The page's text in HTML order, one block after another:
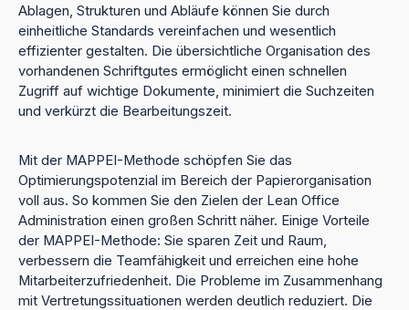
Ablagen, Strukturen und Abläufe können Sie durch
einheitliche Standards vereinfachen und wesentlich
effizienter gestalten. Die übersichtliche Organisation des
vorhandenen Schriftgutes ermöglicht einen schnellen
Zugriff auf wichtige Dokumente, minimiert die Suchzeiten
und verkürzt die Bearbeitungszeit.
Mit der MAPPEI-Methode schöpfen Sie das
Optimierungspotenzial im Bereich der Papierorganisation
voll aus. So kommen Sie den Zielen der Lean Office
Administration einen großen Schritt näher. Einige Vorteile
der MAPPEI-Methode: Sie sparen Zeit und Raum,
verbessern die Teamfähigkeit und erreichen eine hohe
Mitarbeiterzufriedenheit. Die Probleme im Zusammenhang
mit Vertretungssituationen werden deutlich reduziert. Die